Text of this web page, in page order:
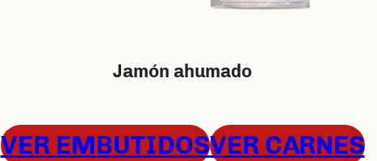
Jamón ahumado
VER EMBUTIDOSVER CARNES